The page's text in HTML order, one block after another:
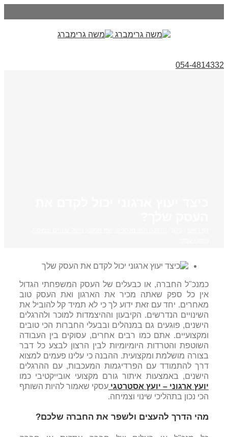
054-4814332
כמנכ"ל החברה, או כבעלים של העסק המשפחתי הגדול
אין כל ספק שאתה מכיר את הארגון ואת העסק טוב
מאחרים. יחד עם זאת ידוע לך כי לא תמיד קל להוביל את
השינויים הנדרשים. הקיבעון וההיצמדות למוכר ולהרגלים
הישנים, פוגעים גם במנהלים ובבעלי החברות הכי טובים
ומקצועיים. אתם כמו רבים אחרים, עסוקים בין העבודה
השוטפת והטרדות היומיומיות לבין הרצון לבצע כל דבר
בצורה מושלמת ומקצועית. ההבנה כי עלינו פעמים למצוא
דרך להתמודד עם הפרדיגמות המעכבות, עם ההרגלים
הישנים, באמצעות איתור גורם מקצועי אובייקטיבי כמו
יועץ ארגוני – יועץ אסטרטגי עסקי שאמור להיות השותף
הכי נכון בתהליכי שינוי וצמיחה.
מהי הדרך להעצים ולשפר את החברה שלכם?